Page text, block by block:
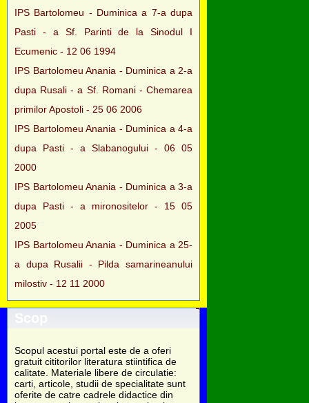
IPS Bartolomeu - Duminica a 7-a dupa
Pasti - a Sf. Parinti de la Sinodul I
Ecumenic - 12 06 1994
IPS Bartolomeu Anania - Duminica a 2-a
dupa Rusali - a Sf. Romani - Chemarea
primilor Apostoli - 25 06 2006
IPS Bartolomeu Anania - Duminica a 4-a
dupa Pasti - a Slabanogului - 06 05
2000
IPS Bartolomeu Anania - Duminica a 3-a
dupa Pasti - a mironositelor - 15 05
2005
IPS Bartolomeu Anania - Duminica a 25-
a dupa Rusalii - Pilda samarineanului
milostiv - 12 11 2000
Scop
Scopul acestui portal este de a oferi
gratuit cititorilor literatura stiintifica de
calitate. Materiale libere de circulatie:
carti, articole, studii de specialitate sunt
oferite de catre cadrele didactice din